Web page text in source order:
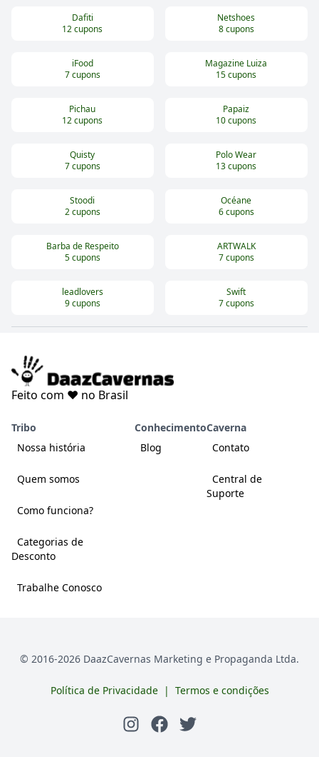
Dafiti
12cupons
Netshoes
8cupons
iFood
7cupons
Magazine Luiza
15cupons
Pichau
12cupons
Papaiz
10cupons
Quisty
7cupons
Polo Wear
13cupons
Stoodi
2cupons
Océane
6cupons
Barba de Respeito
5cupons
ARTWALK
7cupons
leadlovers
9cupons
Swift
7cupons
Feito com ❤️ no Brasil
Tribo
Nossa história
Quem somos
Como funciona?
Categorias de
Desconto
Trabalhe Conosco
Conhecimento
Blog
Caverna
Contato
Central de
Suporte
© 2016-2026 DaazCavernas Marketing e Propaganda Ltda.
Política de Privacidade | Termos e condições